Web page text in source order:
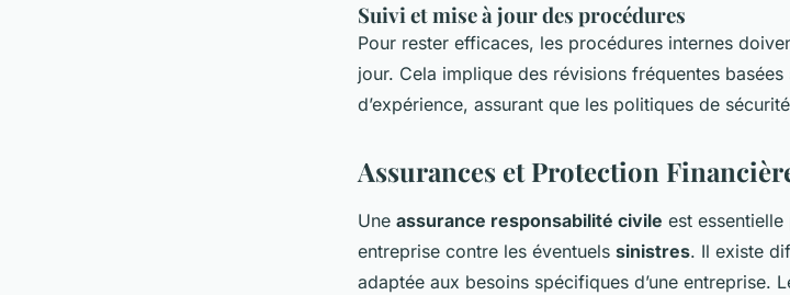
Suivi et mise à jour des procédures
Pour rester efficaces, les procédures internes
jour. Cela implique des révisions fréquentes
d’expérience, assurant que les politiques de
Assurances et Protection
Une assurance responsabilité civile est
entreprise contre les éventuels sinistres. Il existe
adaptée aux besoins spécifiques d’une entreprise.